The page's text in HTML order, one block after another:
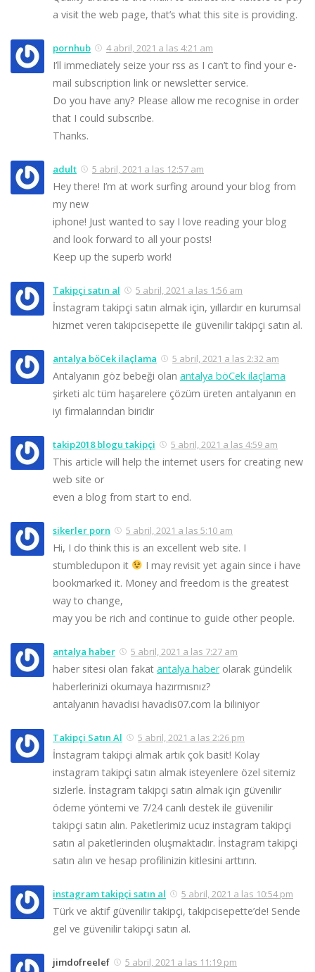
a visit the web page, that’s what this site is providing.
pornhub 4 abril, 2021 a las 4:21 am
I’ll immediately seize your rss as I can’t to find your e-
mail subscription link or newsletter service.
Do you have any? Please allow me recognise in order
that I could subscribe.
Thanks.
adult 5 abril, 2021 a las 12:57 am
Hey there! I’m at work surfing around your blog from
my new
iphone! Just wanted to say I love reading your blog
and look forward to all your posts!
Keep up the superb work!
Takipçi satın al 5 abril, 2021 a las 1:56 am
İnstagram takipçi satın almak için, yıllardır en kurumsal
hizmet veren takipcisepette ile güvenilir takipçi satın al.
antalya böCek ilaçlama 5 abril, 2021 a las 2:32 am
Antalyanın göz bebeği olan antalya böCek ilaçlama
şirketi alc tüm haşarelere çözüm üreten antalyanın en
iyi firmalarından biridir
takip2018 blogu takipçi 5 abril, 2021 a las 4:59 am
This article will help the internet users for creating new
web site or
even a blog from start to end.
sikerler porn 5 abril, 2021 a las 5:10 am
Hi, I do think this is an excellent web site. I
stumbledupon it
I may revisit yet again since i have
bookmarked it. Money and freedom is the greatest
way to change,
may you be rich and continue to guide other people.
antalya haber 5 abril, 2021 a las 7:27 am
haber sitesi olan fakat antalya haberolarak gündelik
haberlerinizi okumaya hazırmısnız?
antalyanın havadisi havadis07.com la biliniyor
Takipçi Satın Al 5 abril, 2021 a las 2:26 pm
İnstagram takipçi almak artık çok basit! Kolay
instagram takipçi satın almak isteyenlere özel sitemiz
sizlerle. İnstagram takipçi satın almak için güvenilir
ödeme yöntemi ve 7/24 canlı destek ile güvenilir
takipçi satın alın. Paketlerimiz ucuz instagram takipçi
satın al paketlerinden oluşmaktadır. İnstagram takipçi
satın alın ve hesap profilinizin kitlesini arttırın.
instagram takipçi satın al 5 abril, 2021 a las 10:54 pm
Türk ve aktif güvenilir takipçi, takipcisepette’de! Sende
gel ve güvenilir takipçi satın al.
jimdofreelef 5 abril, 2021 a las 11:19 pm